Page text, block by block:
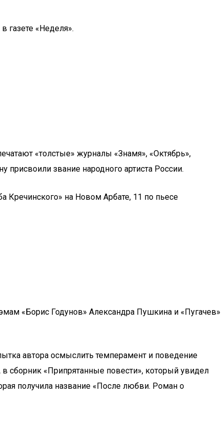
газете «Неделя».
«толстые» журналы «Знамя», «Октябрь»,
звание народного артиста России.
Кречинского» на Новом Арбате, 11 по пьесе
«Борис Годунов» Александра Пушкина и «Пугачев»
автора осмыслить темперамент и поведение
сборник «Припрятанные повести», который увидел
получила название «После любви. Роман о